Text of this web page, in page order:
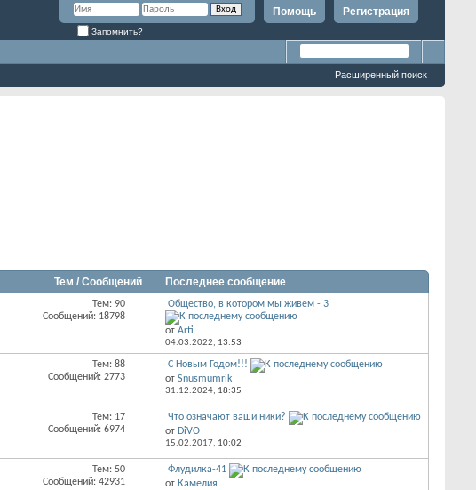
Регистрация
Помощь
Запомнить?
Расширенный поиск
Тем / Сообщений Последнее сообщение
Тем: 90
Сообщений: 18798
Общество, в котором мы живем - 3
от Arti
04.03.2022, 13:53
Тем: 88
Сообщений: 2773
С Новым Годом!!!
от Snusmumrik
31.12.2024, 18:35
Тем: 17
Сообщений: 6974
Что означают ваши ники?
от DiVO
15.02.2017, 10:02
Тем: 50
Сообщений: 42931
Флудилка-41
от Камелия